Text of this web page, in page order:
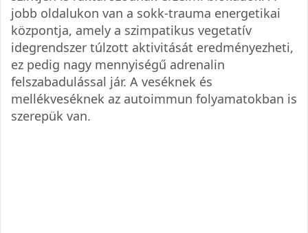
jobb oldalukon van a sokk-trauma energetikai
központja, amely a szimpatikus vegetatív
idegrendszer túlzott aktivitását eredményezheti,
ez pedig nagy mennyiségű adrenalin
felszabadulással jár. A veséknek és
mellékveséknek az autoimmun folyamatokban is
szerepük van.